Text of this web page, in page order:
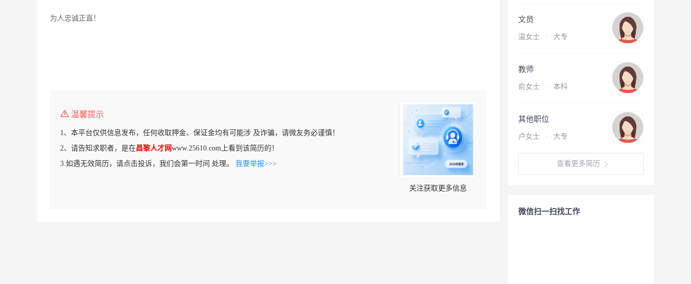
为人忠诚正直！
温馨提示
1、本平台仅供信息发布，任何收取押金、保证金均有可能涉 及诈骗，请微友务必谨慎！
2、请告知求职者，是在昌黎人才网www.25610.com上看到该简历的！
3.如遇无效简历，请点击投诉，我们会第一时间 处理。 我要举报>>>
关注获取更多信息
文员
温女士 · 大专
教师
俞女士 · 本科
其他职位
卢女士 · 大专
查看更多简历
微信扫一扫找工作